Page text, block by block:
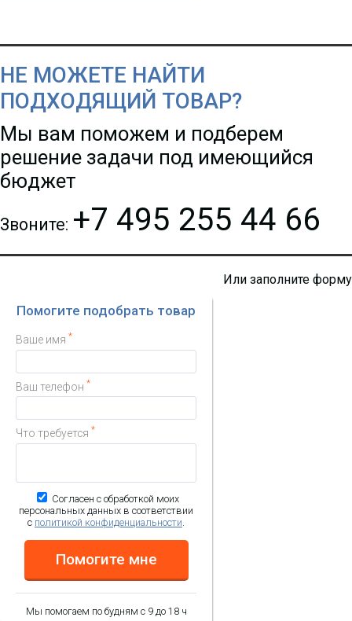
НЕ МОЖЕТЕ НАЙТИ
ПОДХОДЯЩИЙ ТОВАР?
Мы вам поможем и подберем
решение задачи под имеющийся
бюджет
Звоните: +7 495 255 44 66
Или заполните форму
Помогите подобрать товар
Ваше имя *
Ваш телефон *
Что требуется *
Согласен с обработкой моих
персональных данных в соответствии
с политикой конфиденциальности.
Помогите мне
Мы помогаем по будням с 9 до 18 ч